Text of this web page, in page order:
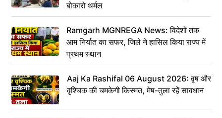
बोकारो थर्मल
Ramgarh MGNREGA News: विदेशों तक
आम निर्यात का सफर, जिले ने हासिल किया राज्य में
प्रथम स्थान
Aaj Ka Rashifal 06 August 2026: वृष और
वृश्चिक की चमकेगी किस्मत, मेष-तुला रहें सावधान